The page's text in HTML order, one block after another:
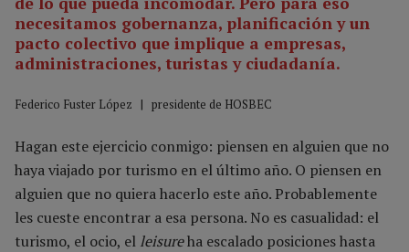
necesitamos gobernanza, planificación y un
pacto colectivo que implique a empresas,
administraciones, turistas y ciudadanía.
Federico Fuster López | presidente de HOSBEC
Hagan este ejercicio conmigo: piensen en alguien que no
haya viajado por turismo en el último año. O piensen en
alguien que no quiera hacerlo este año. Probablemente
les cueste encontrar a esa persona. No es casualidad: el
turismo, el ocio, el leisureha escalado posiciones hasta